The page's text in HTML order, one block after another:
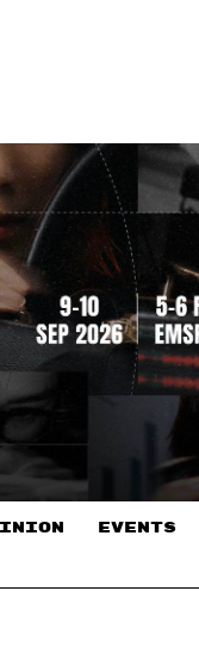
EVENTS